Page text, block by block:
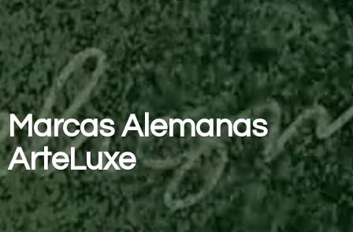
MarcasAlemanas
ArteLuxe